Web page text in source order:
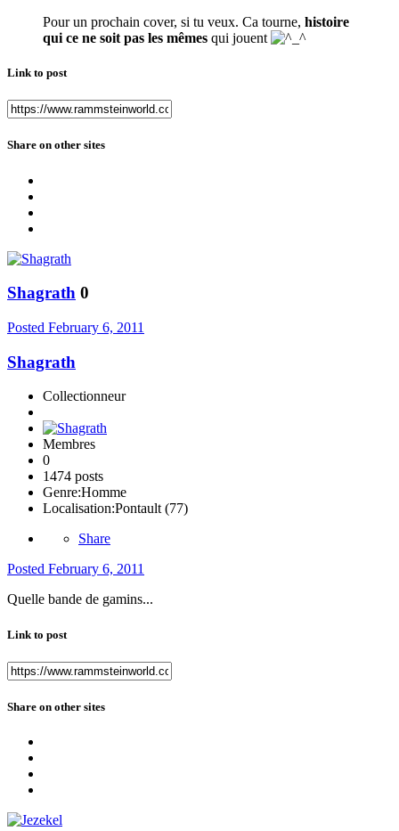
Pour un prochain cover, si tu veux. Ca tourne, histoire
qui ce ne soit pas les mêmes qui jouent
Link to post
Share on other sites
Shagrath 0
Posted February 6, 2011
Shagrath
Collectionneur
Membres
0
1474 posts
Genre:Homme
Localisation:Pontault (77)
Share
Posted February 6, 2011
Quelle bande de gamins...
Link to post
Share on other sites